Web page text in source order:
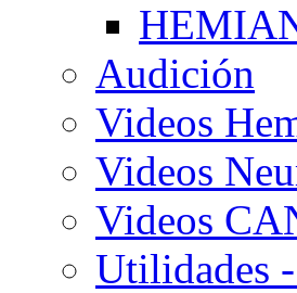
Audición
Videos
Videos
Videos
Utilidades